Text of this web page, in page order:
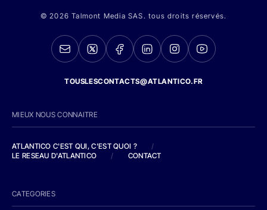
© 2026 Talmont Media SAS. tous droits réservés.
TOUSLESCONTACTS@ATLANTICO.FR
MIEUX NOUS CONNAITRE
ATLANTICO C'EST QUI, C'EST QUOI ?
/
LE RESEAU D'ATLANTICO
/ CONTACT
CATEGORIES